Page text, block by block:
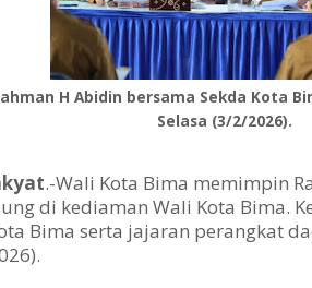
H Abidin bersama Sekda Kota
Selasa (3/2/2026).
.-Wali Kota Bima memimpin
di kediaman Wali Kota Bima.
Bima serta jajaran perangkat